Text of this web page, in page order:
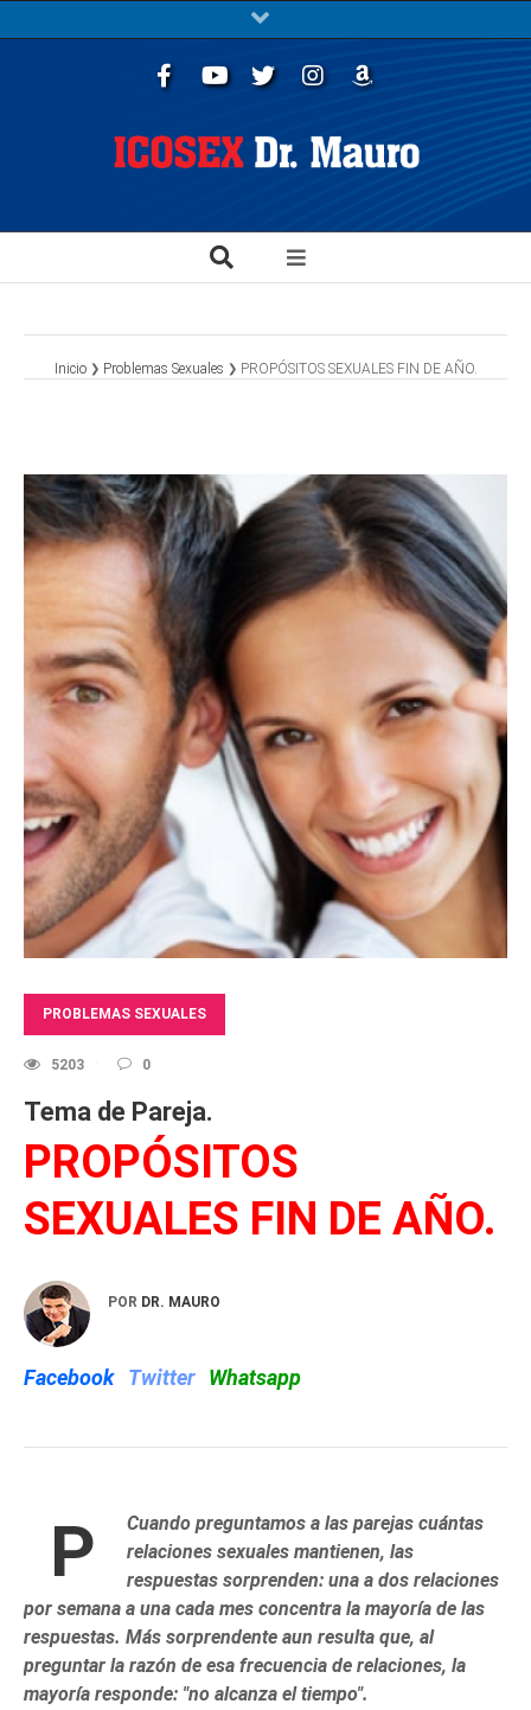
Inicio Problemas Sexuales PROPÓSITOS SEXUALES FIN DE AÑO.
PROBLEMAS SEXUALES
5203 0
Tema de Pareja.
PROPÓSITOS
SEXUALES FIN DE AÑO.
POR DR. MAURO
Facebook Twitter Whatsapp
P
Cuando preguntamos a las parejas cuántas
relaciones sexuales mantienen, las
respuestas sorprenden: una a dos relaciones
por semana a una cada mes concentra la mayoría de las
respuestas. Más sorprendente aun resulta que, al
preguntar la razón de esa frecuencia de relaciones, la
mayoría responde: "no alcanza el tiempo".